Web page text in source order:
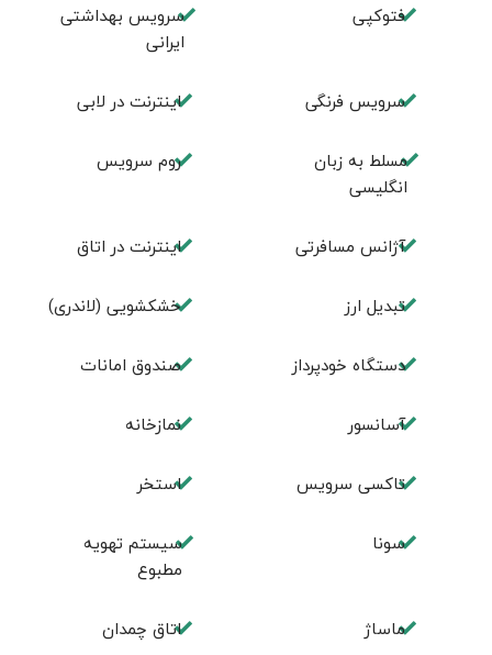
فتوکپی
سرویس بهداشتی
ایرانی
سرویس فرنگی اينترنت در لابی
مسلط به زبان
انگليسی
روم سرويس
آژانس مسافرتی اينترنت در اتاق
تبديل ارز خشکشویی (لاندری)
دستگاه خودپرداز صندوق امانات
آسانسور نمازخانه
تاکسی سرویس استخر
سونا
سیستم تهویه
مطبوع
ماساژ اتاق چمدان